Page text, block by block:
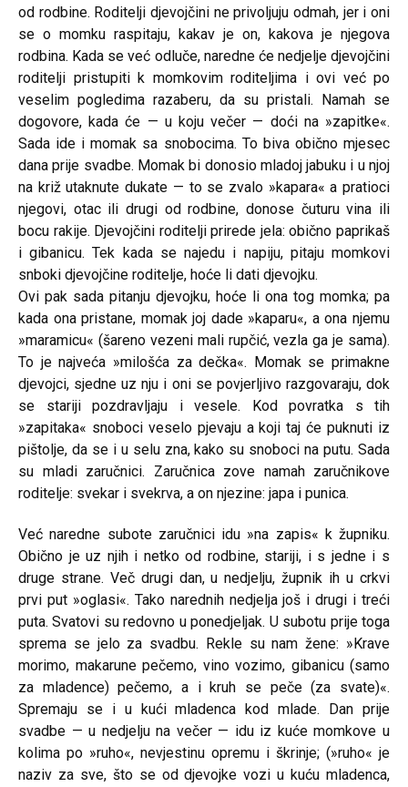
od rodbine. Roditelji djevojčini ne privoljuju odmah, jer i oni
se o momku raspitaju, kakav je on, kakova je njegova
rodbina. Kada se već odluče, naredne će nedjelje djevojčini
roditelji pristupiti k momkovim roditeljima i ovi već po
veselim pogledima razaberu, da su pristali. Namah se
dogovore, kada će — u koju večer — doći na »zapitke«.
Sada ide i momak sa snobocima. To biva obično mjesec
dana prije svadbe. Momak bi donosio mladoj jabuku i u njoj
na križ utaknute dukate — to se zvalo »kapara« a pratioci
njegovi, otac ili drugi od rodbine, donose čuturu vina ili
bocu rakije. Djevojčini roditelji prirede jela: obično paprikaš
i gibanicu.Tek kada se najedu i napiju, pitaju momkovi
snboki djevojčine roditelje, hoće li dati djevojku.
Ovi pak sada pitanju djevojku, hoće li ona tog momka; pa
kada ona pristane, momak joj dade »kaparu«, a ona njemu
»maramicu« (šareno vezeni mali rupčić, vezla ga je sama).
To je najveća »milošća za dečka«. Momak se primakne
djevojci, sjedne uz nju i oni se povjerljivo razgovaraju, dok
se stariji pozdravljaju i vesele. Kod povratka s tih
»zapitaka« snoboci veselo pjevaju a koji taj će puknuti iz
pištolje, da se i u selu zna, kako su snoboci na putu. Sada
su mladi zaručnici. Zaručnica zove namah zaručnikove
roditelje: svekar i svekrva, a on njezine: japa i punica.
Već naredne subote zaručnici idu »na zapis« k župniku.
Obično je uz njih i netko od rodbine, stariji, i s jedne i s
druge strane. Več drugi dan, u nedjelju, župnik ih u crkvi
prvi put »oglasi«. Tako narednih nedjelja još i drugi i treći
puta. Svatovi su redovno u ponedjeljak. U subotu prije toga
sprema se jelo za svadbu. Rekle su nam žene: »Krave
morimo, makarune pečemo, vino vozimo, gibanicu (samo
za mladence) pečemo, a i kruh se peče (za svate)«.
Spremaju se i u kući mladenca kod mlade. Dan prije
svadbe — u nedjelju na večer — idu iz kuće momkove u
kolima po »ruho«, nevjestinu opremu i škrinje; (»ruho« je
naziv za sve, što se od djevojke vozi u kuću mladenca,